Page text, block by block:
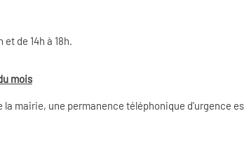
de 14h à 18h.
mois
la mairie, une permanence téléphonique d'urgence